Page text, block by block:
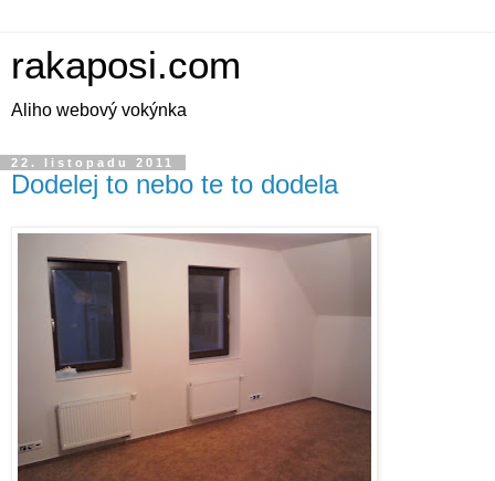
rakaposi.com
Aliho webový vokýnka
22. listopadu 2011
Dodelej to nebo te to dodela